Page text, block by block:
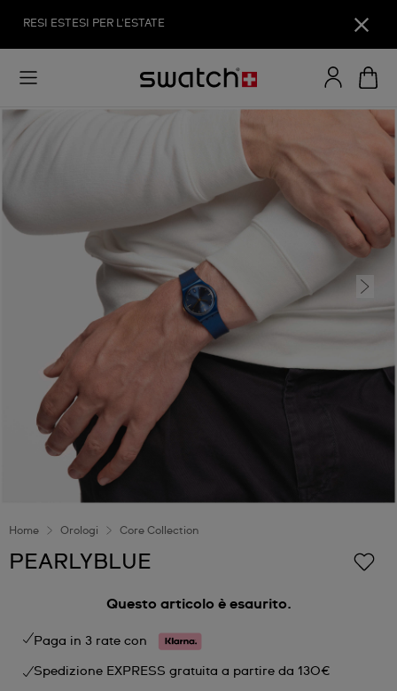
RESI ESTESI PER L'ESTATE
Home Orologi Core Collection
PEARLYBLUE
Questo articolo è esaurito.
Paga in 3 rate con
Spedizione EXPRESS gratuita a partire da 130€